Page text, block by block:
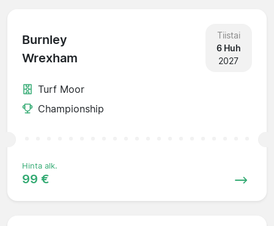
Burnley
Wrexham
Tiistai
6 Huh
2027
Turf Moor
Championship
Hinta alk.
99 €